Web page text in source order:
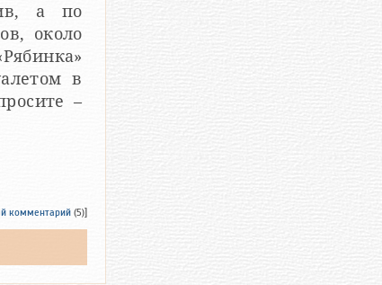
а по
около
в
–
комментарий (5)]